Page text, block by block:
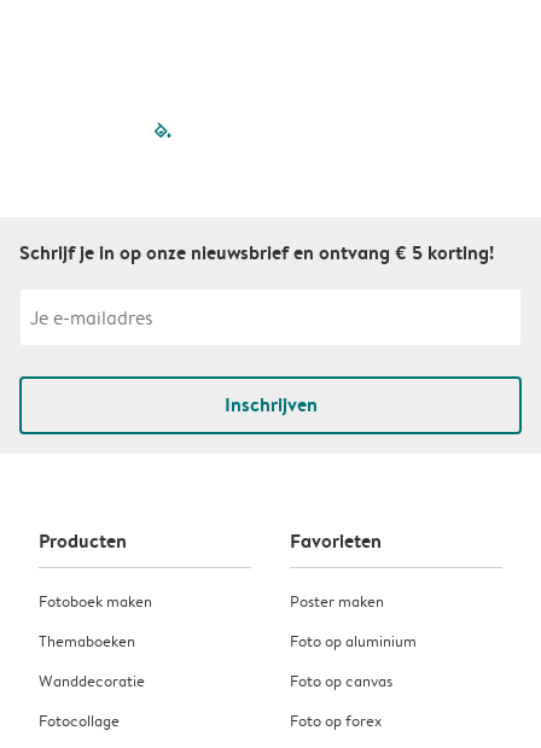
filled-pagination
Schrijf je in op onze nieuwsbrief en ontvang € 5 korting!
Inschrijven
Producten
Fotoboek maken
Themaboeken
Wanddecoratie
Fotocollage
Favorieten
Poster maken
Foto op aluminium
Foto op canvas
Foto op forex